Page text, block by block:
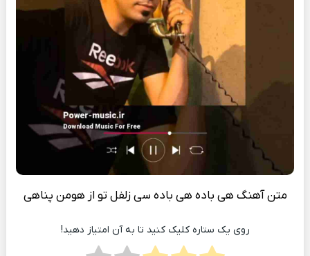
متن آهنگ هی باده هی باده سی زلفل تو از هومن پناهی
روی یک ستاره کلیک کنید تا به آن امتیاز دهید!